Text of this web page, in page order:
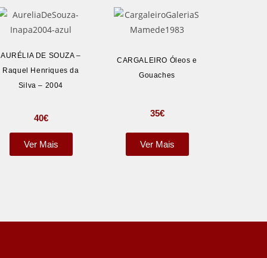
AURÉLIA DE SOUZA –
Raquel Henriques da
Silva – 2004
40€
Ver Mais
CARGALEIRO Óleos e
Gouaches
35€
Ver Mais